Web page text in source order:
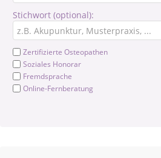
Stichwort (optional):
Zertifizierte Osteopathen
Soziales Honorar
Fremdsprache
Online-Fernberatung